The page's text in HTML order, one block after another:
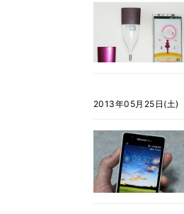
2013年05月25日(土)